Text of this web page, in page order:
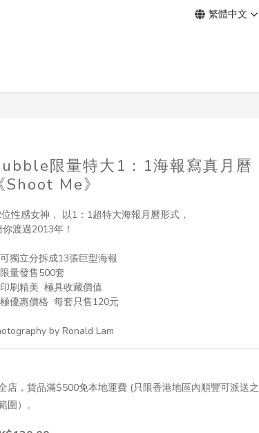
繁體中文
限量特大1：1海報寫真月曆
Shoot Me》
性感女神， 以1：1超特大海報月曆形式，
你渡過2013年！
可獨立分拆成13張巨型海報
限量發售500套
印刷精美  極具收藏價值
極優惠價格  每套只售120元
by Ronald Lam
店，貨品滿$500免本地運費 (只限香港地區內順豐可派送之
圍）。